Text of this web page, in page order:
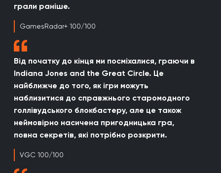
грали раніше.
GamesRadar+ 100/100
Від початку до кінця ми посміхалися, граючи в
Indiana Jones and the Great Circle. Це
найближче до того, як ігри можуть
наблизитися до справжнього старомодного
голлівудського блокбастеру, але це також
неймовірно насичена пригодницька гра,
повна секретів, які потрібно розкрити.
VGC 100/100